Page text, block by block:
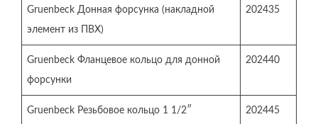
Gruenbeck Донная форсунка (накладной
элемент из ПВХ)
202435
Gruenbeck Фланцевое кольцо для донной
форсунки
202440
Gruenbeck Резьбовое кольцо 1 1/2″ 202445